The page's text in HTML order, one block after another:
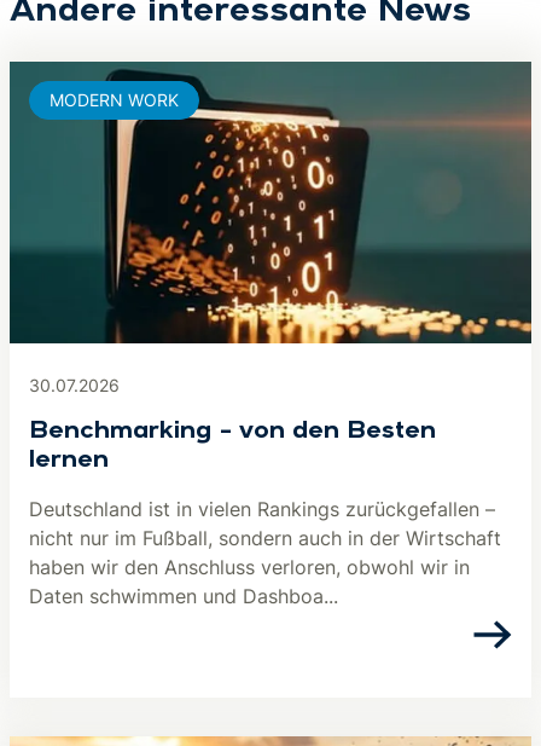
Andere interessante News
30.07.2026
Benchmarking – von den Besten
lernen
Deutschland ist in vielen Rankings zurückgefallen –
nicht nur im Fußball, sondern auch in der Wirtschaft
haben wir den Anschluss verloren, obwohl wir in
Daten schwimmen und Dashboa...
MODERN WORK